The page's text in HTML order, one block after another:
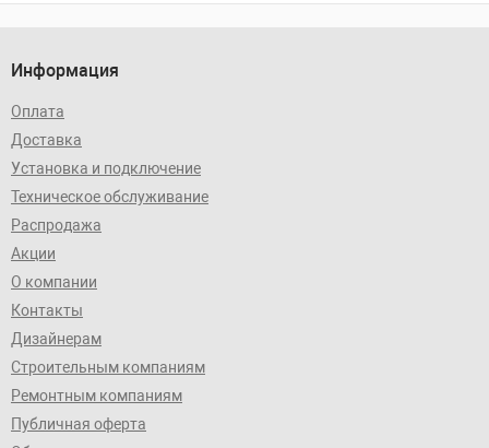
Информация
Оплата
Доставка
Установка и подключение
Техническое обслуживание
Распродажа
Акции
О компании
Контакты
Дизайнерам
Строительным компаниям
Ремонтным компаниям
Публичная оферта